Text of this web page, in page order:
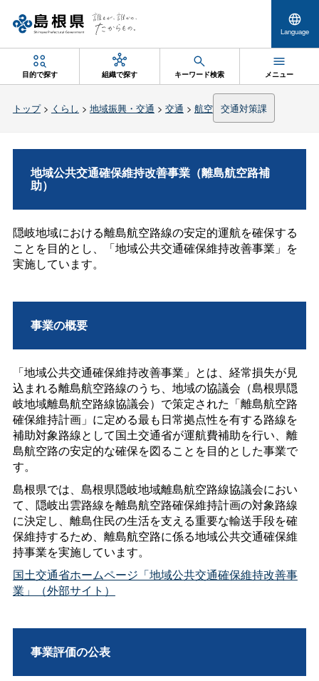
Language
目的で探す 組織で探す キーワード検索 メニュー
トップ> くらし > 地域振興・交通 > 交通 > 航空 交通対策課
地域公共交通確保維持改善事業（離島航空路補
助）
隠岐地域における離島航空路線の安定的運航を確保する
ことを目的とし、「地域公共交通確保維持改善事業」を
実施しています。
事業の概要
「地域公共交通確保維持改善事業」とは、経常損失が見
込まれる離島航空路線のうち、地域の協議会（島根県隠
岐地域離島航空路線協議会）で策定された「離島航空路
確保維持計画」に定める最も日常拠点性を有する路線を
補助対象路線として国土交通省が運航費補助を行い、離
島航空路の安定的な確保を図ることを目的とした事業で
す。
島根県では、島根県隠岐地域離島航空路線協議会におい
て、隠岐出雲路線を離島航空路確保維持計画の対象路線
に決定し、離島住民の生活を支える重要な輸送手段を確
保維持するため、離島航空路に係る地域公共交通確保維
持事業を実施しています。
国土交通省ホームページ「地域公共交通確保維持改善事
業」（外部サイト）
事業評価の公表